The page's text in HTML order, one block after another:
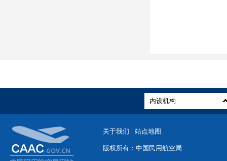
关于我们 站点地图
版权所有：中国民用航空局